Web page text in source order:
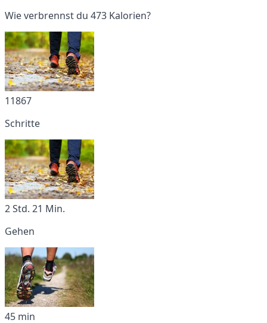
Wie verbrennst du 473 Kalorien?
11867
Schritte
2 Std. 21 Min.
Gehen
45 min